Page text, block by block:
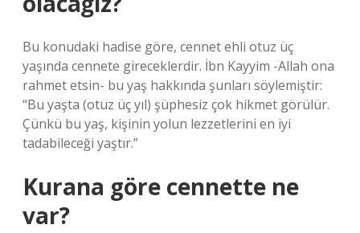
Bu konudaki hadise göre, cennet ehli otuz üç
yaşında cennete gireceklerdir. İbn Kayyim -Allah ona
rahmet etsin- bu yaş hakkında şunları söylemiştir:
“Bu yaşta (otuz üç yıl) şüphesiz çok hikmet görülür.
Çünkü bu yaş, kişinin yolun lezzetlerini en iyi
tadabileceği yaştır.”
Kurana göre cennette ne
var?